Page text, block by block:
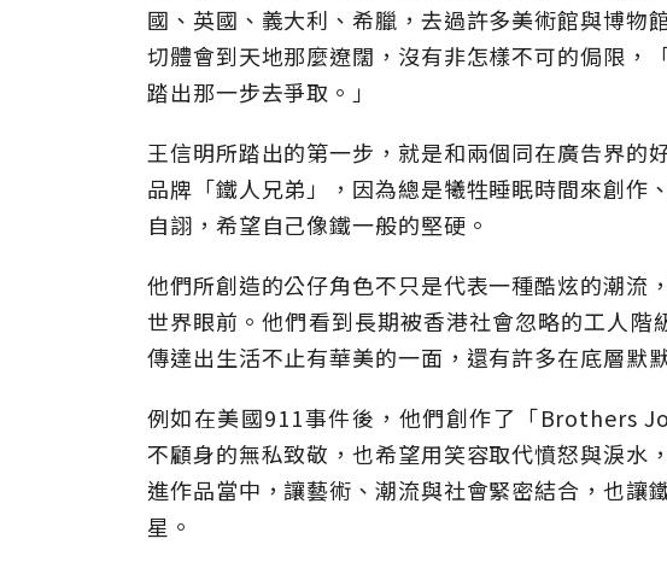
國、英國、義大利、希臘，去過許多美術館與博物
切體會到天地那麼遼闊，沒有非怎樣不可的侷限，
踏出那一步去爭取。」
王信明所踏出的第一步，就是和兩個同在廣告界的
品牌「鐵人兄弟」，因為總是犧牲睡眠時間來創作
自詡，希望自己像鐵一般的堅硬。
他們所創造的公仔角色不只是代表一種酷炫的潮流
世界眼前。他們看到長期被香港社會忽略的工人
傳達出生活不止有華美的一面，還有許多在底層默
例如在美國911事件後，他們創作了「Brothers
不顧身的無私致敬，也希望用笑容取代憤怒與淚水
進作品當中，讓藝術、潮流與社會緊密結合，也讓
星。